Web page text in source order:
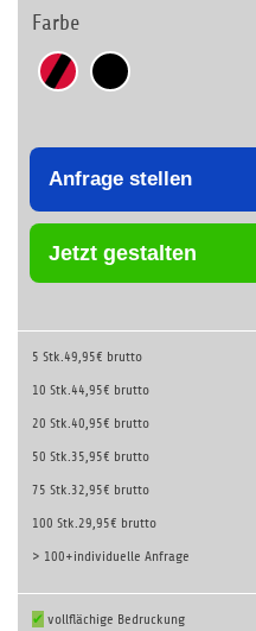
Farbe
Anfrage stellen
Jetzt gestalten
5 Stk.49,95€ brutto
10 Stk.44,95€ brutto
20 Stk.40,95€ brutto
50 Stk.35,95€ brutto
75 Stk.32,95€ brutto
100 Stk.29,95€ brutto
> 100+individuelle Anfrage
✔ vollflächige Bedruckung